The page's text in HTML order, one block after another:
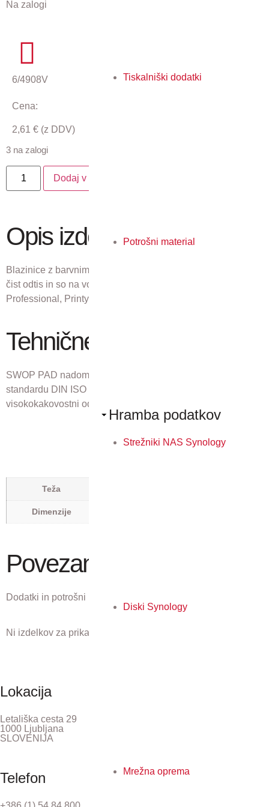
Tiskalniški dodatki
Potrošni material
Hramba podatkov
Strežniki NAS Synology
Diski Synology
Mrežna oprema
Na zalogi
6/4908V
Cena:
2,61 € (z DDV)
3 na zalogi
Dodaj v košarico
Opis izdelka
Blazinice z barvnim črnilom 7012 MCI zagotavljajo enoten in
čist odtis in so na voljo za vse modele Trodat štampiljk
Professional, Printy, Mobile Printy, Pocket Printy, …
Tehnične lastnosti
SWOP PAD nadomestna blazinica za štampiljko Trodat po
standardu DIN ISO 14145-2, ki ustvari popoln,
visokokakovostni odtis.
Teža
Dimenzije
Povezani izdelki
Dodatki in potrošni material, ki ustreza temu izdelku.
Ni izdelkov za prikaz.
Lokacija
Letališka cesta 29
1000 Ljubljana
SLOVENIJA
Telefon